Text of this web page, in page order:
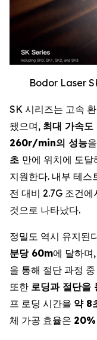
Bodor Laser
SK 시리즈는 고속
됐으며, 최대 가속도
260r/min의 성능
초 만에 위치에 도
지원한다. 내부 테스
전 대비 2.7G 조건에
것으로 나타났다.
정밀도 역시 유지된
분당 60m에 달하며
을 통해 절단 과정
또한 로딩과 절단을
프 로딩 시간을 약 8
체 가공 효율은